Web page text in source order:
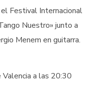
Festival Internacional
Nuestro» junto a
Menem en guitarra.
Valencia a las 20:30